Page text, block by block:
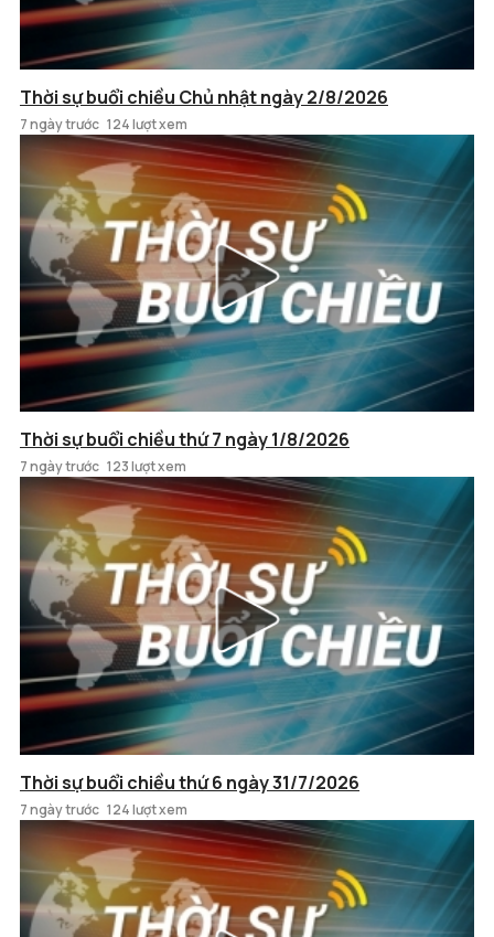
Thời sự buổi chiều Chủ nhật ngày 2/8/2026
7 ngày trước 124 lượt xem
Thời sự buổi chiều thứ 7 ngày 1/8/2026
7 ngày trước 123 lượt xem
Thời sự buổi chiều thứ 6 ngày 31/7/2026
7 ngày trước 124 lượt xem